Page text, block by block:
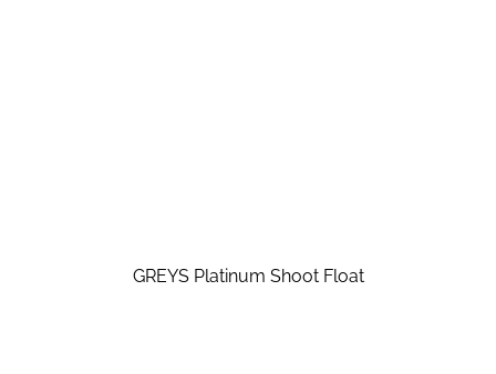
GREYS Platinum Shoot Float